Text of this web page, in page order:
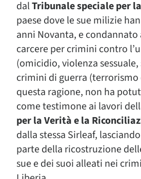
dalTribunale speciale per
paese dove le sue milizie
anni Novanta, e condannato
carcere per crimini contro
(omicidio, violenza
crimini di guerra
questa ragione, non ha
come testimone ai lavori
per la Verità e la
dalla stessa Sirleaf,
parte della ricostruzione
sue e dei suoi alleati nei